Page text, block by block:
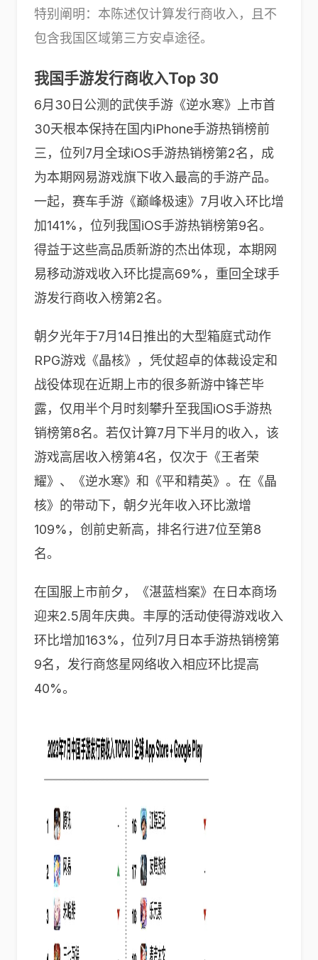
特别阐明：本陈述仅计算发行商收入，且不
包含我国区域第三方安卓途径。
我国手游发行商收入Top 30
6月30日公测的武侠手游《逆水寒》上市首
30天根本保持在国内iPhone手游热销榜前
三，位列7月全球iOS手游热销榜第2名，成
为本期网易游戏旗下收入最高的手游产品。
一起，赛车手游《巅峰极速》7月收入环比增
加141%，位列我国iOS手游热销榜第9名。
得益于这些高品质新游的杰出体现，本期网
易移动游戏收入环比提高69%，重回全球手
游发行商收入榜第2名。
朝夕光年于7月14日推出的大型箱庭式动作
RPG游戏《晶核》，凭仗超卓的体裁设定和
战役体现在近期上市的很多新游中锋芒毕
露，仅用半个月时刻攀升至我国iOS手游热
销榜第8名。若仅计算7月下半月的收入，该
游戏高居收入榜第4名，仅次于《王者荣
耀》、《逆水寒》和《平和精英》。在《晶
核》的带动下，朝夕光年收入环比激增
109%，创前史新高，排名行进7位至第8
名。
在国服上市前夕，《湛蓝档案》在日本商场
迎来2.5周年庆典。丰厚的活动使得游戏收入
环比增加163%，位列7月日本手游热销榜第
9名，发行商悠星网络收入相应环比提高
40%。